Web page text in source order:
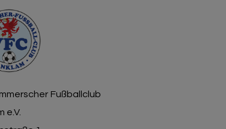
Fußballclub
e.V.